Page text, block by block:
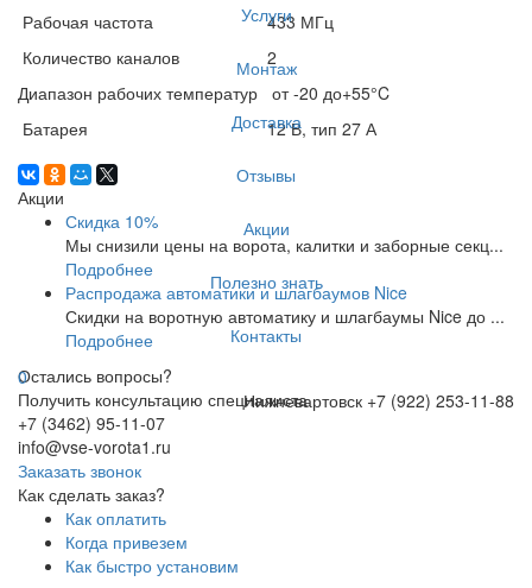
Услуги
Монтаж
Доставка
Отзывы
Акции
Полезно знать
Контакты
0
Нижневартовск +7 (922) 253-11-88
Рабочая частота
433 МГц
Количество каналов
2
Диапазон рабочих температур от -20 до+55°C
Батарея
12 В, тип 27 А
Акции
Скидка 10%
Мы снизили цены на ворота, калитки и заборные секц...
Подробнее
Распродажа автоматики и шлагбаумов Nice
Скидки на воротную автоматику и шлагбаумы Nice до ...
Подробнее
Остались вопросы?
Получить консультацию специалиста
+7 (3462) 95-11-07
info@vse-vorota1.ru
Заказать звонок
Как сделать заказ?
Как оплатить
Когда привезем
Как быстро установим